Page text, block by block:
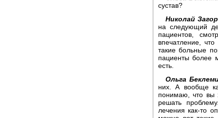
сустав?
Николай
на следующий
пациентов,
впечатление,
такие больные
пациенты более
есть.
Ольга
них. А вообще
понимаю, что вы
решать
лечения как-то